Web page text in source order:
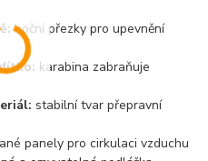
boční přezky pro upevnění
karabina zabraňuje
stabilní tvar přepravní
panely pro cirkulaci vzduchu